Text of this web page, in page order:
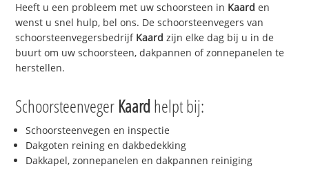
Heeft u een probleem met uw schoorsteen in Kaard en
wenst u snel hulp, bel ons. De schoorsteenvegers van
schoorsteenvegersbedrijf Kaard zijn elke dag bij u in de
buurt om uw schoorsteen, dakpannen of zonnepanelen te
herstellen.
Schoorsteenveger Kaardhelpt bij:
Schoorsteenvegen en inspectie
Dakgoten reining en dakbedekking
Dakkapel, zonnepanelen en dakpannen reiniging